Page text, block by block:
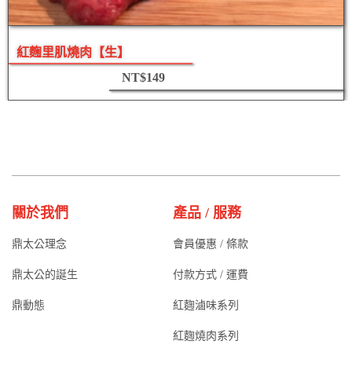
紅麴里肌燒肉【生】
NT$149
關於我們
鼎太公理念
鼎太公的誕生
鼎動態
產品 / 服務
會員優惠 / 條款
付款方式 / 運費
紅麴滷味系列
紅麴燒肉系列